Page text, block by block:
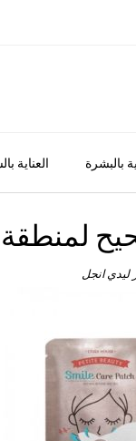
العناية بالبشرة
ليدي انجل